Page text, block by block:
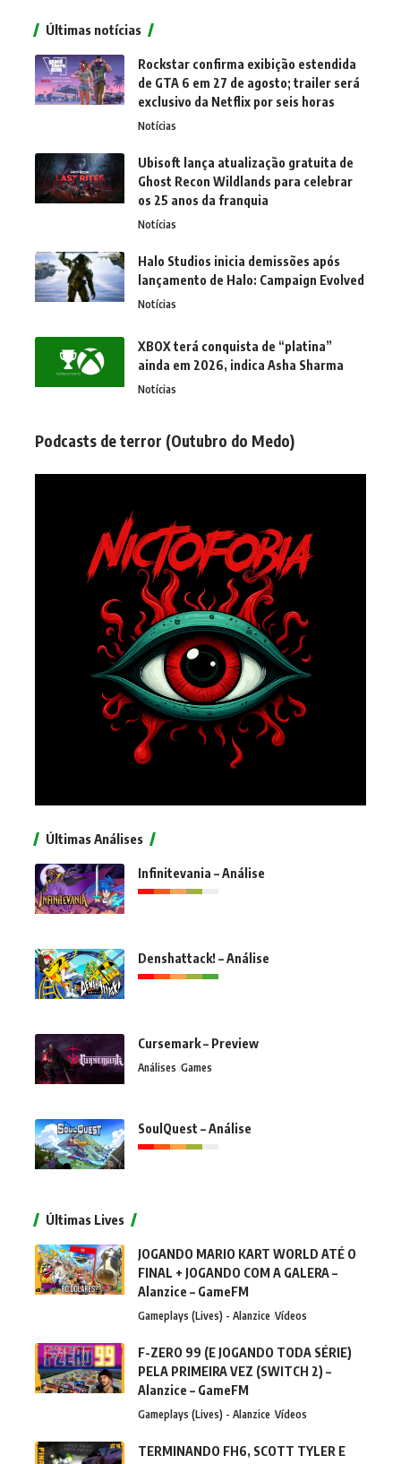
Últimas notícias
Rockstar confirma exibição estendida
de GTA 6 em 27 de agosto; trailer será
exclusivo da Netflix por seis horas
Notícias
Ubisoft lança atualização gratuita de
Ghost Recon Wildlands para celebrar
os 25 anos da franquia
Notícias
Halo Studios inicia demissões após
lançamento de Halo: Campaign Evolved
Notícias
XBOX terá conquista de “platina”
ainda em 2026, indica Asha Sharma
Notícias
Podcasts de terror (Outubro do Medo)
Últimas Análises
Infinitevania – Análise
Denshattack! – Análise
Cursemark – Preview
Análises Games
SoulQuest – Análise
Últimas Lives
JOGANDO MARIO KART WORLD ATÉ O
FINAL + JOGANDO COM A GALERA –
Alanzice – GameFM
Gameplays (Lives) - Alanzice Vídeos
F-ZERO 99 (E JOGANDO TODA SÉRIE)
PELA PRIMEIRA VEZ (SWITCH 2) –
Alanzice – GameFM
Gameplays (Lives) - Alanzice Vídeos
TERMINANDO FH6, SCOTT TYLER E